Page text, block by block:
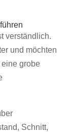
verständlich.
und möchten
grobe
Schnitt,